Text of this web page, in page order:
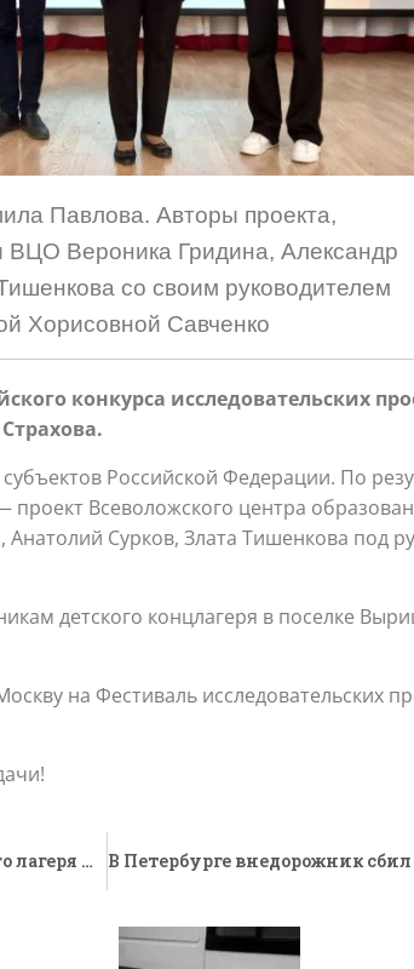
Павлова. Авторы проекта,
ВЦО Вероника Гридина, Александр
со своим руководителем
Хорисовной Савченко
конкурса исследовательских
Российской Федерации. По
Всеволожского центра
Сурков, Злата Тишенкова под
детского концлагеря в поселке
на Фестиваль исследовательских
Не умел плавать. 15-летний подросток убежал из детского лагеря и утонул в реке